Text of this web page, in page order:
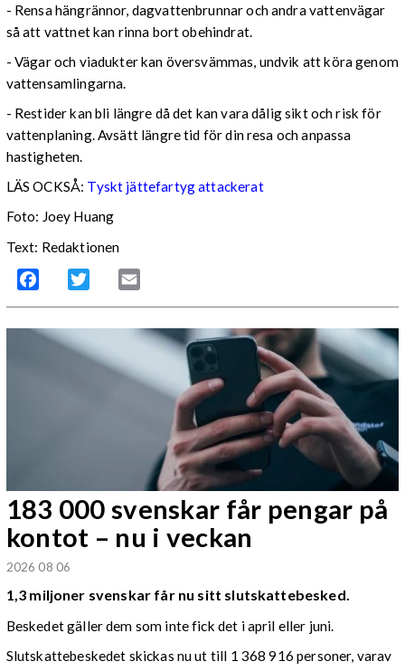
- Rensa hängrännor, dagvattenbrunnar och andra vattenvägar
så att vattnet kan rinna bort obehindrat.
- Vägar och viadukter kan översvämmas, undvik att köra genom
vattensamlingarna.
- Restider kan bli längre då det kan vara dålig sikt och risk för
vattenplaning. Avsätt längre tid för din resa och anpassa
hastigheten.
LÄS OCKSÅ: Tyskt jättefartyg attackerat
Foto: Joey Huang
Text: Redaktionen
Facebook Twitter
183 000 svenskar får pengar på
kontot – nu i veckan
2026 08 06
1,3 miljoner svenskar får nu sitt slutskattebesked.
Beskedet gäller dem som inte fick det i april eller juni.
Slutskattebeskedet skickas nu ut till 1 368 916 personer, varav